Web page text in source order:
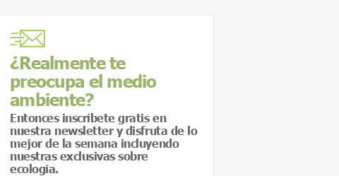
¿Realmente te
preocupa el medio
ambiente?
Entonces inscríbete gratis en
nuestra newsletter y disfruta de lo
mejor de la semana incluyendo
nuestras exclusivas sobre
ecología.